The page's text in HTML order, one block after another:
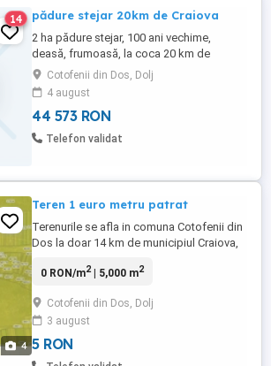
14 pădure stejar 20km de Craiova
2 ha pădure stejar, 100 ani vechime,
deasă, frumoasă, la coca 20 km de
Craiova , vedere panoramică, cadastru,
carte funciară, preț 8500E ha . Acc s cu
vedere panoramică asupra orașului,
pitoresc la câțiva km de sit arheologic
roman, posibil amenajabil turistic de către
Cotofenii din Dos, Dolj
4 august
44 573 RON
Telefon validat
4
Teren 1 euro metru patrat
Terenurile se afla in comuna Cotofenii din
Dos la doar 14 km de municipiul Craiova,
cota de 1 4 și cota de 1 12 din teren
electronic 38574, UAT Coțofenii din Dos,
situat în Tarlaua 53, Parcela 19, județul
Dolj; - ...
0 RON/m2| 5,000 m2
Cotofenii din Dos, Dolj
3 august
5 RON